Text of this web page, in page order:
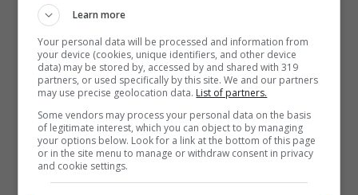
Cicero. Al momento l’unica naufraga che si
è assicurata la finale è Pamela Camassa,
vincitrice dell’ultima prova leader, mentre
ad un passo dalla finale è stato eliminato
Fabio dei Jalisse, anche se la moglie
Alessandra ancora in gioco e lotterà
insieme agli altri per aggiudicarsi il
Learn more
Your personal data will be processed and information from
your device (cookies, unique identifiers, and other device
data) may be stored by, accessed by and shared with 319
partners, or used specifically by this site. We and our partners
may use precise geolocation data. List of partners.
Some vendors may process your personal data on the basis
of legitimate interest, which you can object to by managing
your options below. Look for a link at the bottom of this page
or in the site menu to manage or withdraw consent in privacy
and cookie settings.